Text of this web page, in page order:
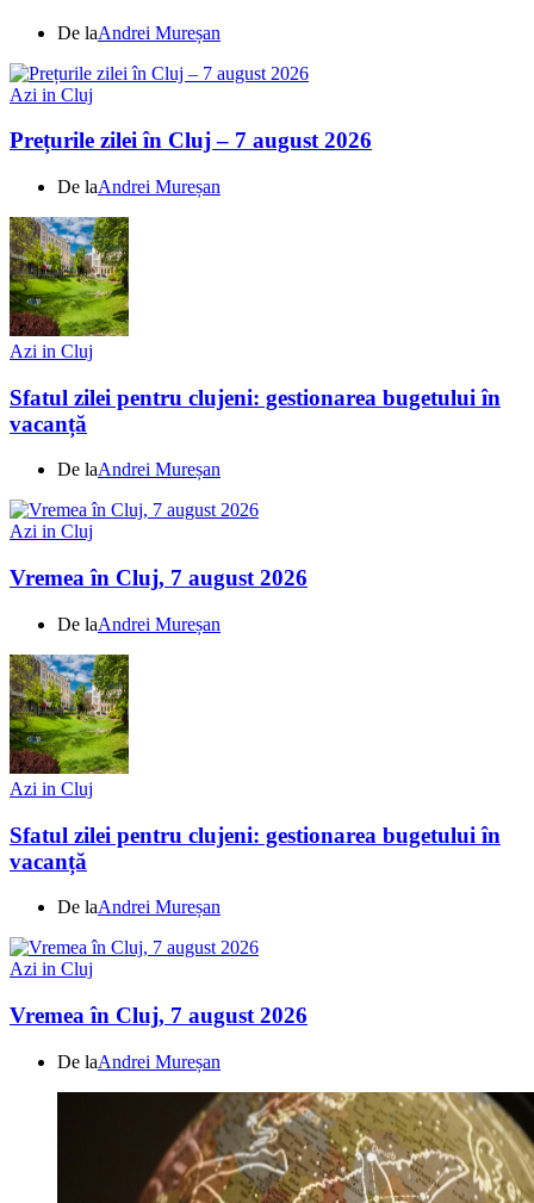
De laAndrei Mureșan
Azi in Cluj
Prețurile zilei în Cluj – 7 august 2026
De laAndrei Mureșan
Azi in Cluj
Sfatul zilei pentru clujeni: gestionarea bugetului în
vacanță
De laAndrei Mureșan
Azi in Cluj
Vremea în Cluj, 7 august 2026
De laAndrei Mureșan
Azi in Cluj
Sfatul zilei pentru clujeni: gestionarea bugetului în
vacanță
De laAndrei Mureșan
Azi in Cluj
Vremea în Cluj, 7 august 2026
De laAndrei Mureșan